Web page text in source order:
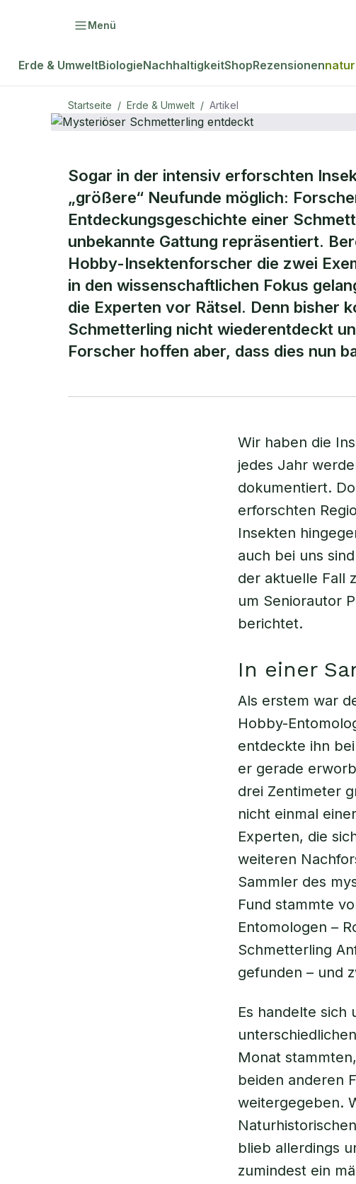
Menü
Erde & UmweltBiologieNachhaltigkeitShopRezensionen
Startseite / Erde & Umwelt / Artikel
ERDE & UMWELT
Mysteriöser
entdeckt
Sogar in der intensiv erforschten
„größere“ Neufunde möglich:
Entdeckungsgeschichte einer
unbekannte Gattung repräsentiert.
Hobby-Insektenforscher die zwei
in den wissenschaftlichen Fokus
die Experten vor Rätsel. Denn bisher
Schmetterling nicht wiederentdeckt
Forscher hoffen aber, dass dies nun
Wir haben die
jedes Jahr
dokumentiert.
erforschten
Insekten
auch bei uns
der aktuelle Fall
um Seniorautor
berichtet.
In einer
Als erstem war
Hobby-
entdeckte ihn
er gerade
drei Zentimeter
nicht einmal
Experten, die
weiteren
Sammler des
Fund stammte
Entomologen –
Schmetterling
gefunden – und
Es handelte sich
Monat
beiden anderen
weitergegeben.
blieb allerdings
zumindest ein